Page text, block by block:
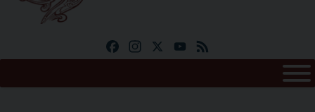
FacebookInstagramYouTube